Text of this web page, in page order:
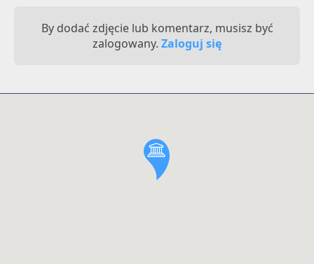
By dodać zdjęcie lub komentarz, musisz być
zalogowany. Zaloguj się